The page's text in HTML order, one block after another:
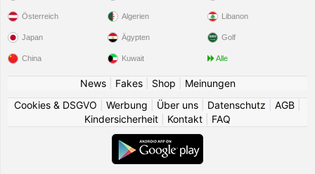
Österreich
Japan
China
Algerien
Ägypten
Kuwait
Libanon
Golf
Alle
News| Fakes| Shop
Meinungen
Cookies & DSGVO
Werbung Über uns Datenschutz AGB
Kindersicherheit
Kontakt FAQ